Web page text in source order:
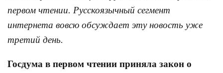
первом чтении. Русскоязычный сегмент
интернета вовсю обсуждает эту новость уже
третий день.
Госдума в первом чтении приняла закон о